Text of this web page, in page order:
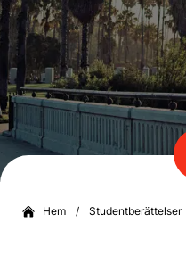
Hem / Studentberättelser